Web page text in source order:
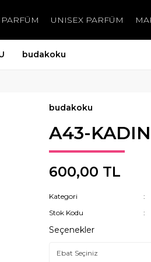
UNISEX PARFÜM
budakoku
budakoku
A43-KADIN
600,00 TL
Kategori
Stok Kodu
Seçenekler